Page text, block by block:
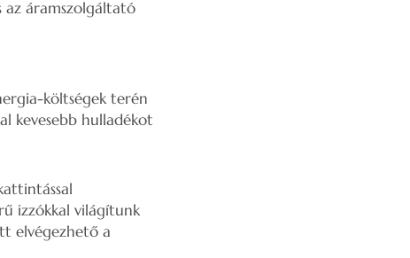
az áramszolgáltató
költségek terén
kevesebb hulladékot
izzókkal világítunk
elvégezhető a